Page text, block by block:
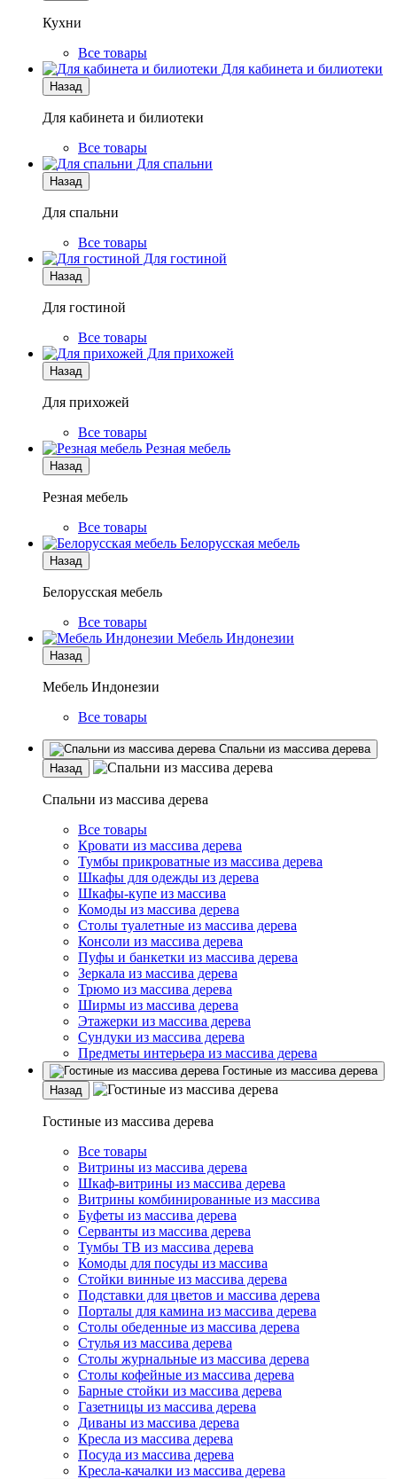
Кухни
Все товары
Для кабинета и билиотеки
Назад
Для кабинета и билиотеки
Все товары
Для спальни
Назад
Для спальни
Все товары
Для гостиной
Назад
Для гостиной
Все товары
Для прихожей
Назад
Для прихожей
Все товары
Резная мебель
Назад
Резная мебель
Все товары
Белорусская мебель
Назад
Белорусская мебель
Все товары
Мебель Индонезии
Назад
Мебель Индонезии
Все товары
Спальни из массива дерева
Назад
Спальни из массива дерева
Все товары
Кровати из массива дерева
Тумбы прикроватные из массива дерева
Шкафы для одежды из дерева
Шкафы-купе из массива
Комоды из массива дерева
Столы туалетные из массива дерева
Консоли из массива дерева
Пуфы и банкетки из массива дерева
Зеркала из массива дерева
Трюмо из массива дерева
Ширмы из массива дерева
Этажерки из массива дерева
Сундуки из массива дерева
Предметы интерьера из массива дерева
Гостиные из массива дерева
Назад
Гостиные из массива дерева
Все товары
Витрины из массива дерева
Шкаф-витрины из массива дерева
Витрины комбинированные из массива
Буфеты из массива дерева
Серванты из массива дерева
Тумбы ТВ из массива дерева
Комоды для посуды из массива
Стойки винные из массива дерева
Подставки для цветов и массива дерева
Порталы для камина из массива дерева
Столы обеденные из массива дерева
Стулья из массива дерева
Столы журнальные из массива дерева
Столы кофейные из массива дерева
Барные стойки из массива дерева
Газетницы из массива дерева
Диваны из массива дерева
Кресла из массива дерева
Посуда из массива дерева
Кресла-качалки из массива дерева